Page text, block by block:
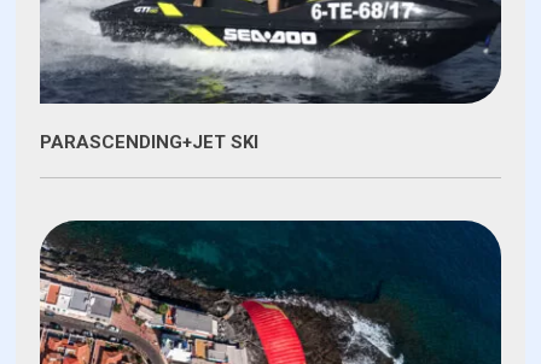
PARASCENDING+JET SKI